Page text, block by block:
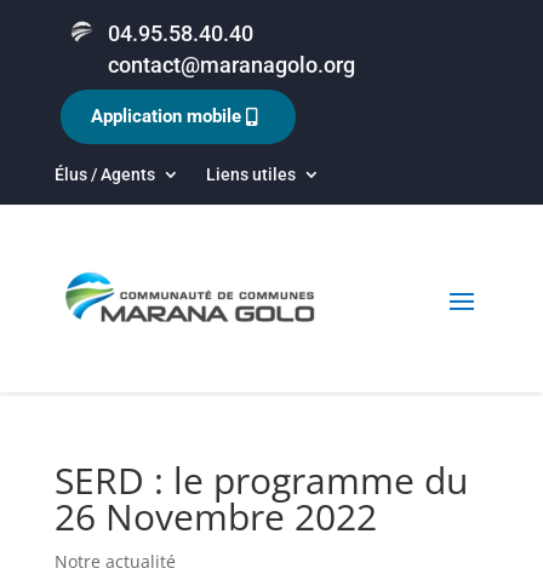
04.95.58.40.40
contact@maranagolo.org
Élus / Agents Liens utiles
Application mobile
SERD : le programme du
26 Novembre 2022
Notre actualité